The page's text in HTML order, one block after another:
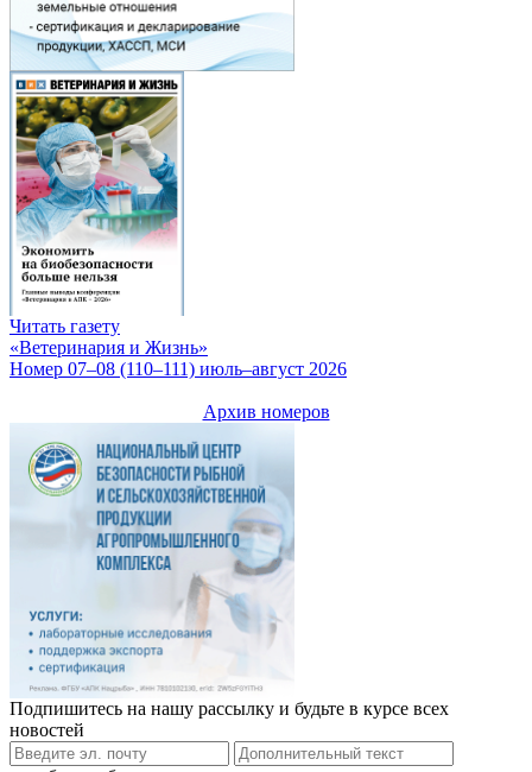
Читать газету
«Ветеринария и Жизнь»
Номер 07–08 (110–111) июль–август 2026
Архив номеров
Подпишитесь на нашу рассылку и будьте в курсе всех
новостей